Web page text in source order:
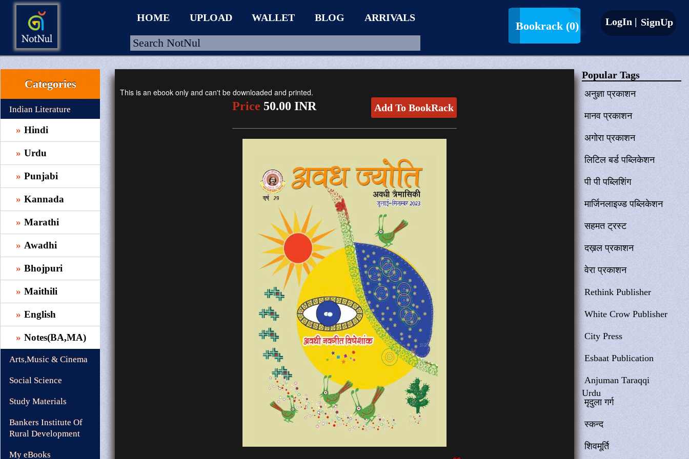
HOME
UPLOAD
WALLET
BLOG
ARRIVALS
CATEGORIES >
HOME UPLOAD WALLET BLOG ARRIVALS
Bookrack (0) LogIn | SignUp
Categories
Indian Literature
Hindi
Urdu
Punjabi
Kannada
Marathi
Awadhi
Bhojpuri
Maithili
English
Notes(BA,MA)
Arts,Music & Cinema
Social Science
Study Materials
Bankers Institute Of
Rural Development
My eBooks
This is an ebook only and can't be downloaded and printed.
Price 50.00 INR Add To BookRack
Popular Tags
अनुज्ञा प्रकाशन
मानव प्रकाशन
अगोरा प्रकाशन
लिटिल बर्ड पब्लिकेशन
पी पी पब्लिशिंग
मार्जिनलाइज्ड पब्लिकेशन
सहमत ट्रस्ट
दख़ल प्रकाशन
वेरा प्रकाशन
Rethink Publisher
White Crow Publisher
City Press
Esbaat Publication
Anjuman Taraqqi
Urdu
मृदुला गर्ग
स्कन्द
शिवमूर्ति